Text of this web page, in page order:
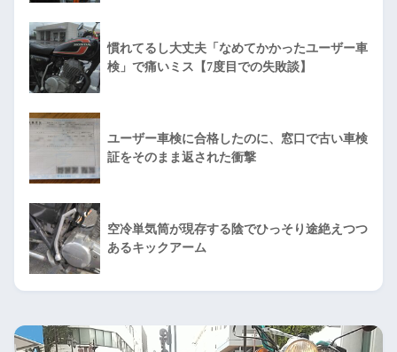
慣れてるし大丈夫「なめてかかったユーザー車
検」で痛いミス【7度目での失敗談】
ユーザー車検に合格したのに、窓口で古い車検
証をそのまま返された衝撃
空冷単気筒が現存する陰でひっそり途絶えつつ
あるキックアーム